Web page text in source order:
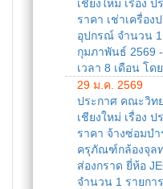
เชียงใหม่ เรื่อง
ราคา เช่าเครื่อ
อุปกรณ์ จำนวน
กุมภาพันธ์ 2569
เวลา 8 เดือน โด
29 ม.ค. 2569
ประกาศ คณะวิท
เชียงใหม่ เรื่อง
ราคา จ้างซ่อมบ
ครุภัณฑ์กล้องจุล
ส่องกราด ยี่ห้อ
จำนวน 1 รายกา